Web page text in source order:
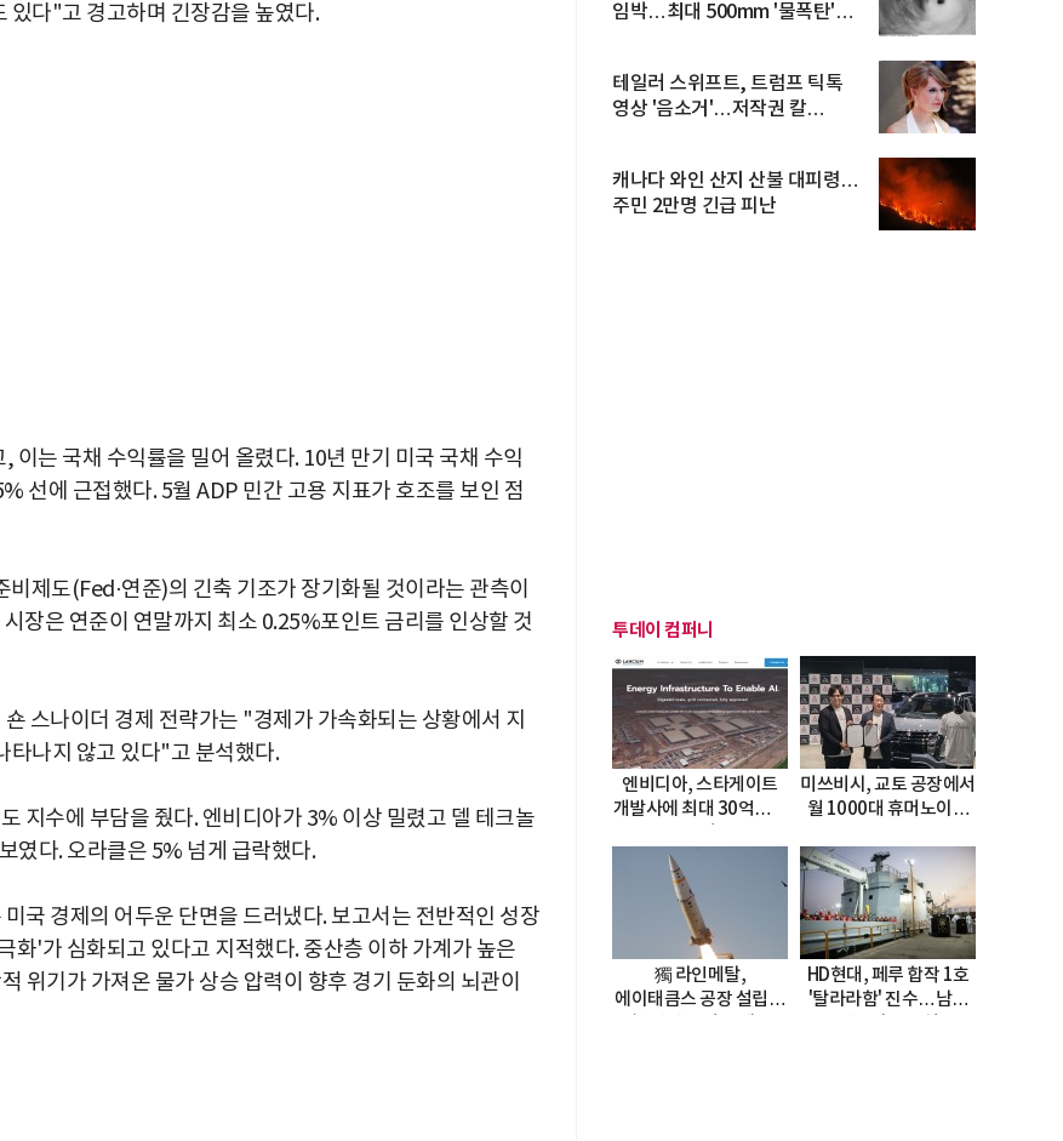
있다"고 경고하며 긴장감을 높였다.
는 국채 수익률을 밀어 올렸다. 10년 만기 미국 국채 수익
선에 근접했다. 5월 ADP 민간 고용 지표가 호조를 보인 점
제도(Fed·연준)의 긴축 기조가 장기화될 것이라는 관측이
장은 연준이 연말까지 최소 0.25%포인트 금리를 인상할 것
스나이더 경제 전략가는 "경제가 가속화되는 상황에서 지
타나지 않고 있다"고 분석했다.
지수에 부담을 줬다. 엔비디아가 3% 이상 밀렸고 델 테크놀
였다. 오라클은 5% 넘게 급락했다.
국 경제의 어두운 단면을 드러냈다. 보고서는 전반적인 성장
'가 심화되고 있다고 지적했다. 중산층 이하 가계가 높은
위기가 가져온 물가 상승 압력이 향후 경기 둔화의 뇌관이
임박…최대 500mm '물폭탄'
테일러 스위프트, 트럼프 틱톡
영상 '음소거'…저작권 칼
캐나다 와인 산지 산불 대피령…
주민 2만명 긴급 피난
투데이 컴퍼니
엔비디아, 스타게이트
개발사에 최대 30억달러
미쓰비시, 교토 공장에서
월 1000대 휴머노이드
獨 라인메탈,
에이태큼스 공장 설립…
HD현대, 페루 합작 1호
'탈라라함' 진수…남미